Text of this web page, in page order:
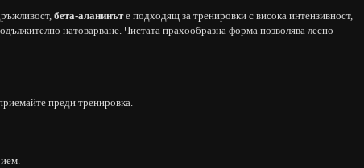
бета-аланинъте подходящ за тренировки с висока интензивност,
натоварване. Чистата прахообразна форма позволява лесно
преди тренировка.